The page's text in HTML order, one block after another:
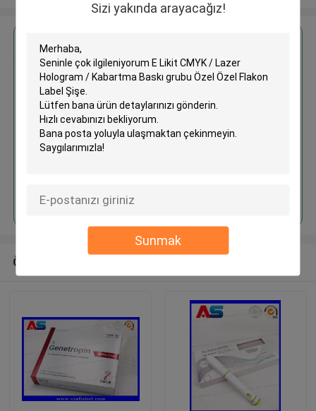
Sizi yakında arayacağız!
Sunmak
E Likit CMYK / Lazer Hologram /
Kabartma Baskı grubu Özel Özel
Flakon Label Şişe
Önerilen Ürünler